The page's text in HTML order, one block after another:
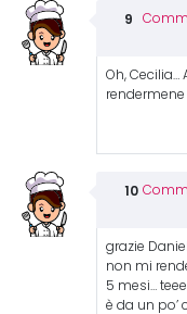
Oh,
grazie
non mi
5 mesi…
è da un po’